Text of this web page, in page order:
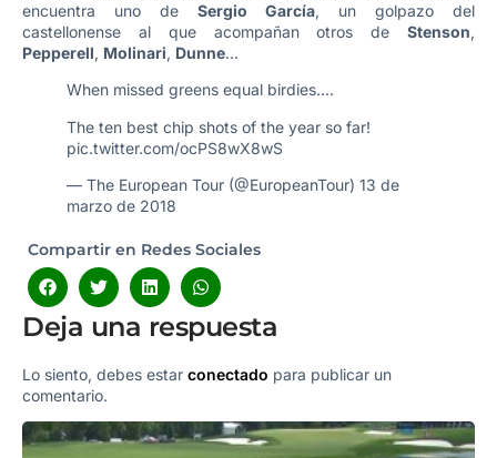
encuentra uno de Sergio García, un golpazo del
castellonense al que acompañan otros de Stenson,
Pepperell, Molinari, Dunne…
When missed greens equal birdies….
The ten best chip shots of the year so far!
pic.twitter.com/ocPS8wX8wS
— The European Tour (@EuropeanTour) 13 de
marzo de 2018
Compartir en Redes Sociales
Deja una respuesta
Lo siento, debes estar conectado para publicar un
comentario.